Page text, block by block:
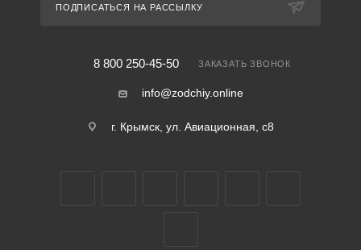
ПОДПИСАТЬСЯ НА РАССЫЛКУ
8 800 250-45-50 ЗАКАЗАТЬ ЗВОНОК
info@zodchiy.online
г. Крымск, ул. Авиационная, с8